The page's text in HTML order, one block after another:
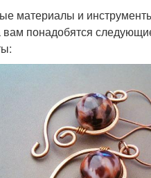
материалы и
вам понадобятся